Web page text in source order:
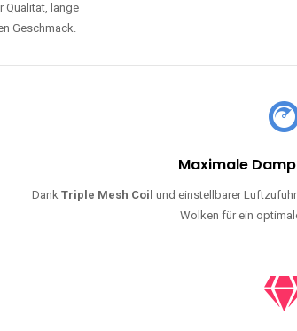
Qualität, lange
Geschmack.
Maximale
Dank Triple Mesh Coil und einstellbarer
Wolken für ein